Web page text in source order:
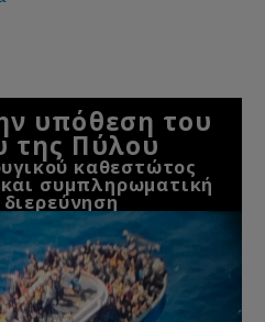
υπόθεση του
της Πύλου
καθεστώτος
συμπληρωματική